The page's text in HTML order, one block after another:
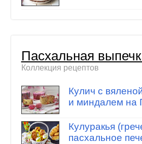
Пасхальная
Коллекция рецептов
Кулич с
и миндалем на
Кулуракья
пасхальное